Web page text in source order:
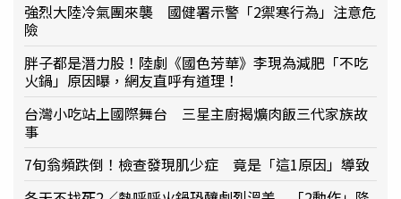
強烈大陸冷氣團來襲 國健署示警「2禦寒行為」注意危
險
胖子都是潛力股！陸劇《國色芳華》李現為減肥「不吃
火鍋」原因曝，網友直呼有道理！
台灣小吃站上國際舞台 三星主廚揭爌肉飯三代家族故
事
7旬翁頻跌倒！檢查發現肌少症 竟是「這1原因」導致